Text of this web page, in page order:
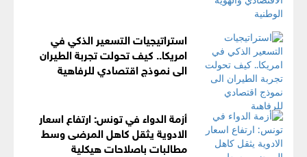
استراتيجيات التسعير الذكي في
امريكا.. كيف تحولت تجربة الطيران
الى نموذج اقتصادي للرفاهية
أزمة الدواء في تونس: ارتفاع اسعار
الادوية يثقل كاهل المرضى وسط
مطالبات باصلاحات هيكلية